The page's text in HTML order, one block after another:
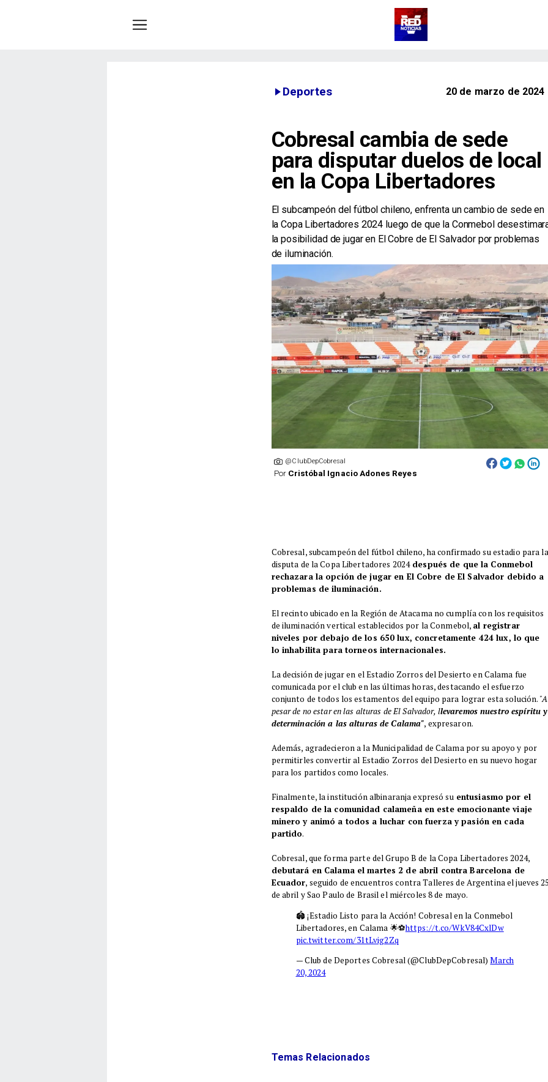
Deportes 20 de marzo de 2024
Cobresal cambia de sede
para disputar duelos de local
en la Copa Libertadores
El subcampeón del fútbol chileno, enfrenta un cambio de sede en
la Copa Libertadores 2024 luego de que la Conmebol
la posibilidad de jugar en El Cobre de El Salvador por problemas
de iluminación.
@ClubDepCobresal
Por Cristóbal Ignacio Adones Reyes
Cobresal, subcampeón del fútbol chileno, ha confirmado su estadio para la
disputa de la Copa Libertadores 2024después de que la Conmebol
rechazara la opción de jugar en El Cobre de El Salvador debido a
problemas de iluminación.
​El recinto ubicado en la Región de Atacama no cumplía con los requisitos
de iluminación vertical establecidos por la Conmebol, al registrar
niveles por debajo de los 650 lux, concretamente 424 lux, lo que
lo inhabilita para torneos internacionales.
La decisión de jugar en el Estadio Zorros del Desierto en Calama fue
comunicada por el club en las últimas horas, destacando el esfuerzo
conjunto de todos los estamentos del equipo para lograr esta solución. "A
pesar de no estar en las alturas de El Salvador, llevaremos nuestro espíritu y
determinación a las alturas de Calama", expresaron.
​Además, agradecieron a la Municipalidad de Calama por su apoyo y por
permitirles convertir al Estadio Zorros del Desierto en su nuevo hogar
para los partidos como locales.
Finalmente, la institución albinaranja expresó suentusiasmo por el
respaldo de la comunidad calameña en este emocionante viaje
minero y animó a todos a luchar con fuerza y pasión en cada
partido.
Cobresal, que forma parte del Grupo B de la Copa Libertadores 2024,
debutará en Calama el martes 2 de abril contra Barcelona de
Ecuador, seguido de encuentros contra Talleres de Argentina el jueves
de abril y Sao Paulo de Brasil el miércoles 8 de mayo.
🏟️ ¡Estadio Listo para la Acción! Cobresal en la Conmebol
Libertadores, en Calama 🌟⚽https://t.co/WkV84CxlDw
pic.twitter.com/31tLvig2Zq
— Club de Deportes Cobresal (@ClubDepCobresal)March
20, 2024
Temas Relacionados